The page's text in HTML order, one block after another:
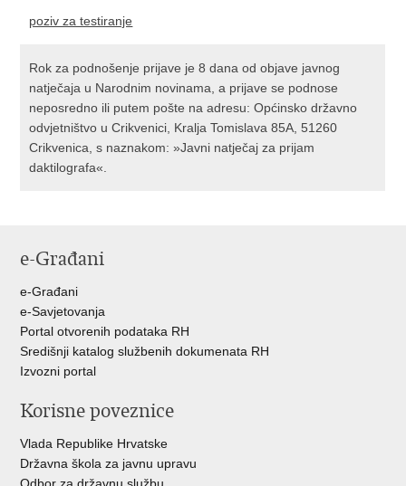
poziv za testiranje
Rok za podnošenje prijave je 8 dana od objave javnog
natječaja u Narodnim novinama, a prijave se podnose
neposredno ili putem pošte na adresu: Općinsko državno
odvjetništvo u Crikvenici, Kralja Tomislava 85A, 51260
Crikvenica, s naznakom: »Javni natječaj za prijam
daktilografa«.
e-Građani
e-Građani
e-Savjetovanja
Portal otvorenih podataka RH
Središnji katalog službenih dokumenata RH
Izvozni portal
Korisne poveznice
Vlada Republike Hrvatske
Državna škola za javnu upravu